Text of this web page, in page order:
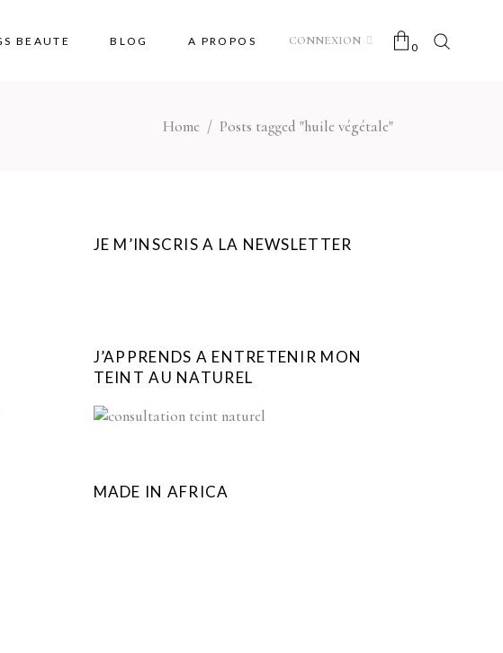
BEAUTE BLOG A PROPOS CONNEXION 0
No products in the cart.
Home / Posts tagged "huile végétale"
JE M’INSCRIS A LA NEWSLETTER
J’APPRENDS A ENTRETENIR MON
TEINT AU NATUREL
MADE IN AFRICA